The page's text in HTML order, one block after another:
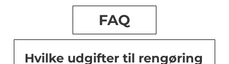
FAQ
Hvilke udgifter til rengøring